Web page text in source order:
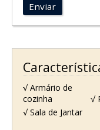
Enviar
√ Armário de
cozinha
√
√ Sala de Jantar